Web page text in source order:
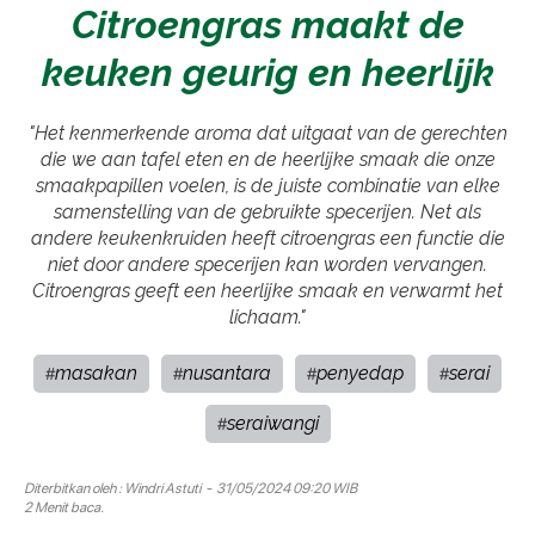
Citroengras maakt de
keuken geurig en heerlijk
"Het kenmerkende aroma dat uitgaat van de gerechten
die we aan tafel eten en de heerlijke smaak die onze
smaakpapillen voelen, is de juiste combinatie van elke
samenstelling van de gebruikte specerijen. Net als
andere keukenkruiden heeft citroengras een functie die
niet door andere specerijen kan worden vervangen.
Citroengras geeft een heerlijke smaak en verwarmt het
lichaam."
#masakan #nusantara #penyedap #serai
#seraiwangi
Diterbitkan oleh : Windri Astuti- 31/05/2024 09:20 WIB
2 Menit baca.